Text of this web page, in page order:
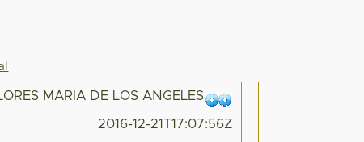
MARIA DE LOS ANGELES
2016-12-21T17:07:56Z